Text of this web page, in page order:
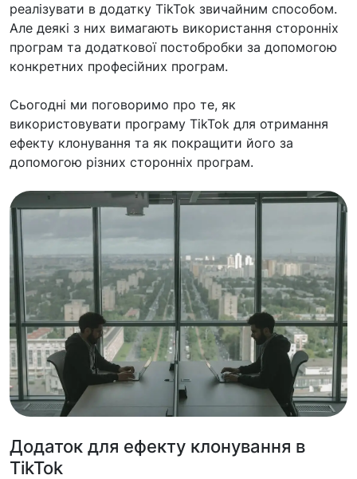
реалізувати в додатку TikTok звичайним способом.
Але деякі з них вимагають використання сторонніх
програм та додаткової постобробки за допомогою
конкретних професійних програм.
Сьогодні ми поговоримо про те, як
використовувати програму TikTok для отримання
ефекту клонування та як покращити його за
допомогою різних сторонніх програм.
Додаток для ефекту клонування в
TikTok